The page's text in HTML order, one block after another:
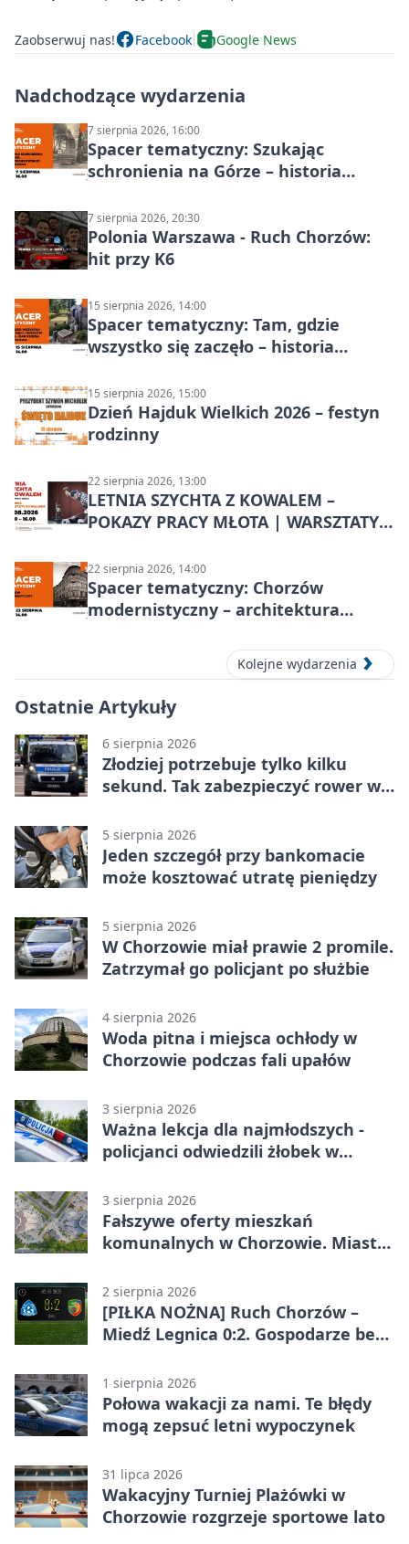
Zaobserwuj nas! Facebook Google News
Nadchodzące wydarzenia
7 sierpnia 2026, 16:00
Spacer tematyczny: Szukając
schronienia na Górze – historia
7 sierpnia 2026, 20:30
Polonia Warszawa - Ruch Chorzów:
hit przy K6
15 sierpnia 2026, 14:00
Spacer tematyczny: Tam, gdzie
wszystko się zaczęło – historia
15 sierpnia 2026, 15:00
Dzień Hajduk Wielkich 2026 – festyn
rodzinny
22 sierpnia 2026, 13:00
LETNIA SZYCHTA Z KOWALEM –
POKAZY PRACY MŁOTA | WARSZTATY
22 sierpnia 2026, 14:00
Spacer tematyczny: Chorzów
modernistyczny – architektura
Kolejne wydarzenia
Ostatnie Artykuły
6 sierpnia 2026
Złodziej potrzebuje tylko kilku
sekund. Tak zabezpieczyć rower w
5 sierpnia 2026
Jeden szczegół przy bankomacie
może kosztować utratę pieniędzy
5 sierpnia 2026
W Chorzowie miał prawie 2 promile.
Zatrzymał go policjant po służbie
4 sierpnia 2026
Woda pitna i miejsca ochłody w
Chorzowie podczas fali upałów
3 sierpnia 2026
Ważna lekcja dla najmłodszych -
policjanci odwiedzili żłobek w
3 sierpnia 2026
Fałszywe oferty mieszkań
komunalnych w Chorzowie. Miasto
2 sierpnia 2026
[PIŁKA NOŻNA] Ruch Chorzów –
Miedź Legnica 0:2. Gospodarze bez
1 sierpnia 2026
Połowa wakacji za nami. Te błędy
mogą zepsuć letni wypoczynek
31 lipca 2026
Wakacyjny Turniej Plażówki w
Chorzowie rozgrzeje sportowe lato